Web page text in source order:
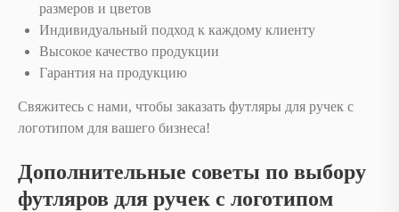
размеров и цветов
Индивидуальный подход к каждому клиенту
Высокое качество продукции
Гарантия на продукцию
Свяжитесь с нами, чтобы заказать футляры для ручек с
логотипом для вашего бизнеса!
Дополнительные советы по выбору
футляров для ручек с логотипом